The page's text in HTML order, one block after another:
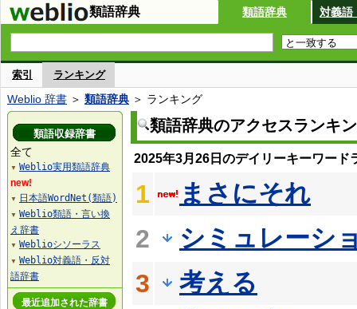
類語辞典 類語辞典 対義語
索引 ランキング
Weblio 辞書 ＞ 類語辞典 ＞ ランキング
類語辞典のアクセスランキ
2025年3月26日のデイリーキーワード
1
まさにそれ
2
シミュレーシ
3
考える
類語収録辞書
全て
▼ Weblio実用類語辞典
new!
▼ 日本語WordNet(類語)
▼ Weblio類語・言い換
え辞書
▼ Weblioシソーラス
▼ Weblio対義語・反対
語辞書
最近追加された辞書